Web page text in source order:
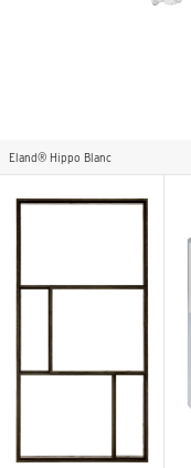
Eland® Hippo Blanc